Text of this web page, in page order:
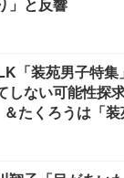
「装苑男子特集
しない可能性探
たくろうは「